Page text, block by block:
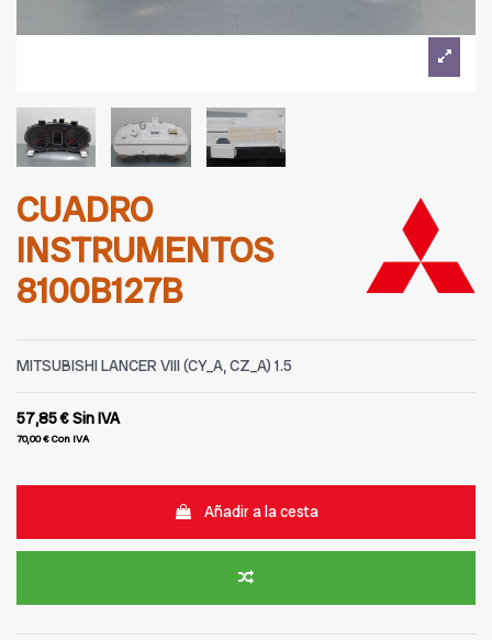
CUADRO
INSTRUMENTOS
8100B127B
MITSUBISHI LANCER VIII (CY_A, CZ_A) 1.5
57,85 €Sin IVA
70,00 €Con IVA
Añadir a la cesta